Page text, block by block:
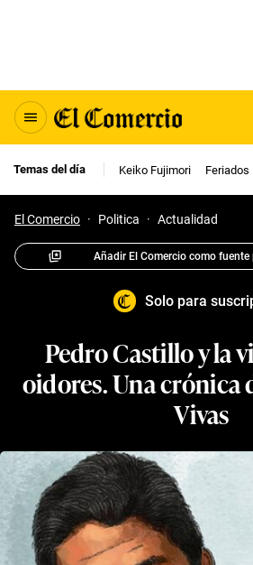
Temas del día Keiko Fujimori Feriados
El Comercio · Politica · Actualidad
Añadir El Comercio como fuente
Solo para
Pedro Castillo y la
oidores. Una crónica
Vivas